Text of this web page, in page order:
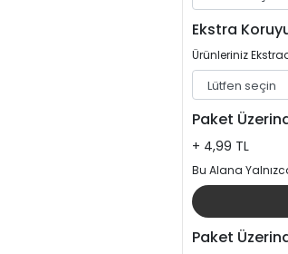
Ekstra
Ürünleriniz
Paket
+ 4,99 TL
Bu Alana
Paket